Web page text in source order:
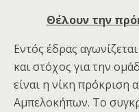
Θέλουν την
Εντός έδρας
και στόχος για την
είναι η νίκη πρόκριση
Αμπελοκήπων. Το